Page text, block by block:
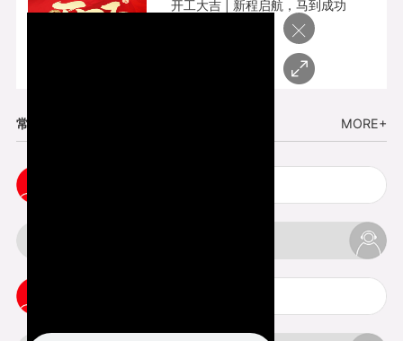
开工大吉 | 新程启航，马到成功
常见问题 MORE+
×